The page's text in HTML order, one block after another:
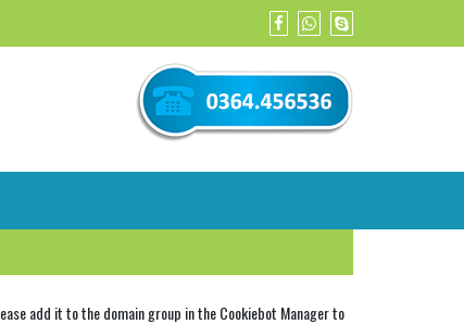
add it to the domain group in the Cookiebot Manager to